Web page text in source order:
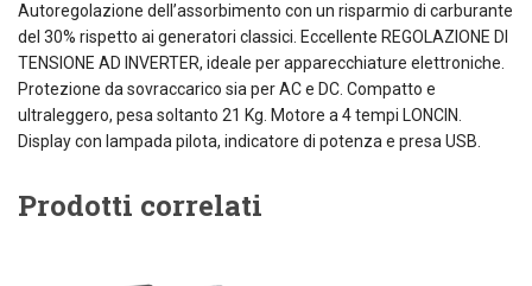
Autoregolazione dell’assorbimento con un risparmio di carburante
del 30% rispetto ai generatori classici. Eccellente REGOLAZIONE DI
TENSIONE AD INVERTER, ideale per apparecchiature elettroniche.
Protezione da sovraccarico sia per AC e DC. Compatto e
ultraleggero, pesa soltanto 21 Kg. Motore a 4 tempi LONCIN.
Display con lampada pilota, indicatore di potenza e presa USB.
Prodotti correlati